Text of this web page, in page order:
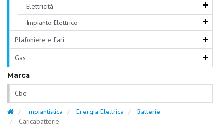
Elettricità
Impianto Elettrico
Plafoniere e Fari
Gas
Marca
Cbe
Impiantistica Energia Elettrica
Batterie
Caricabatterie